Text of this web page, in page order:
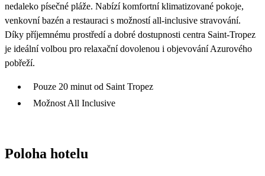
nedaleko písečné pláže. Nabízí komfortní klimatizované pokoje,
venkovní bazén a restauraci s možností all-inclusive stravování.
Díky příjemnému prostředí a dobré dostupnosti centra Saint-Tropez
je ideální volbou pro relaxační dovolenou i objevování Azurového
pobřeží.
Pouze 20 minut od Saint Tropez
Možnost All Inclusive
Poloha hotelu